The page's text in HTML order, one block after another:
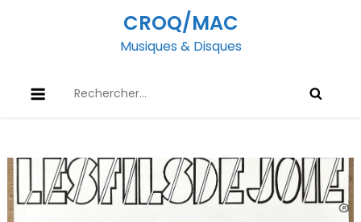
CROQ/MAC
Musiques & Disques